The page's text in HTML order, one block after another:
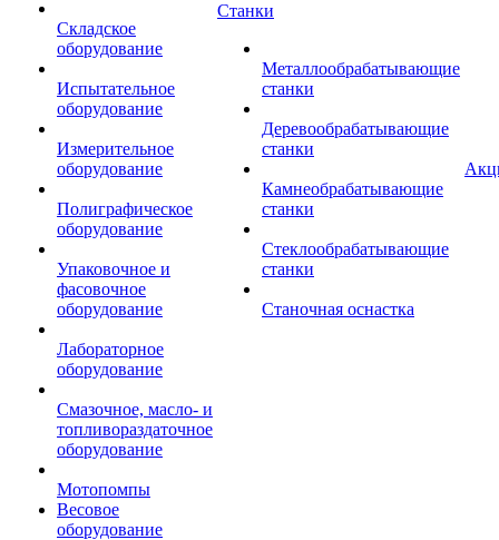
Складское
оборудование
Испытательное
оборудование
Измерительное
оборудование
Полиграфическое
оборудование
Упаковочное и
фасовочное
оборудование
Лабораторное
оборудование
Смазочное, масло- и
топливораздаточное
оборудование
Мотопомпы
Весовое
оборудование
Станки
Металлообрабатывающие
станки
Деревообрабатывающие
станки
Камнеобрабатывающие
станки
Стеклообрабатывающие
станки
Станочная оснастка